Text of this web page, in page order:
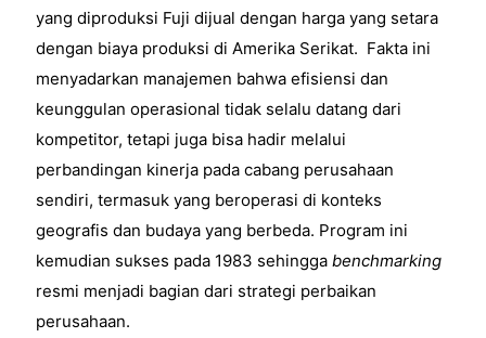
yang diproduksi Fuji dijual dengan harga yang setara
dengan biaya produksi di Amerika Serikat. Fakta ini
menyadarkan manajemen bahwa efisiensi dan
keunggulan operasional tidak selalu datang dari
kompetitor, tetapi juga bisa hadir melalui
perbandingan kinerja pada cabang perusahaan
sendiri, termasuk yang beroperasi di konteks
geografis dan budaya yang berbeda. Program ini
kemudian sukses pada 1983 sehingga benchmarking
resmi menjadi bagian dari strategi perbaikan
perusahaan.